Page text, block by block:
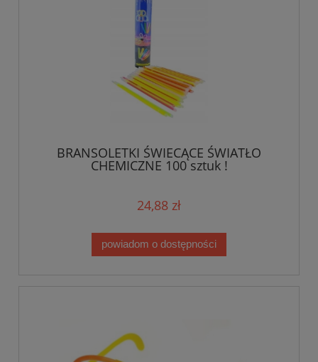
BRANSOLETKI ŚWIECĄCE ŚWIATŁO
CHEMICZNE 100 sztuk !
24,88 zł
powiadom o dostępności